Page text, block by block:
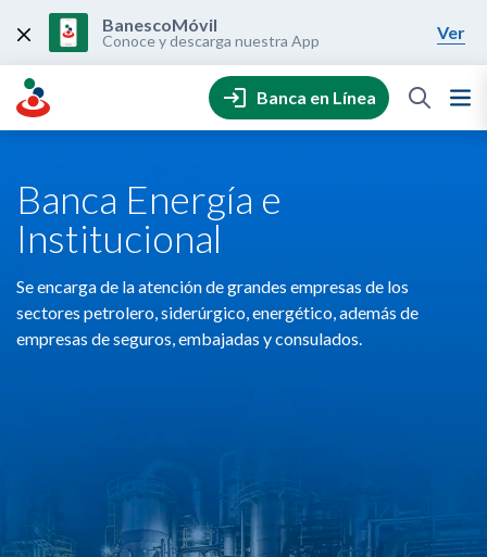
content
BanescoMóvil
Conoce y descarga nuestra App Ver
Banca en Línea
Banca Energía e
Institucional
Se encarga de la atención de grandes empresas de los
sectores petrolero, siderúrgico, energético, además de
empresas de seguros, embajadas y consulados.